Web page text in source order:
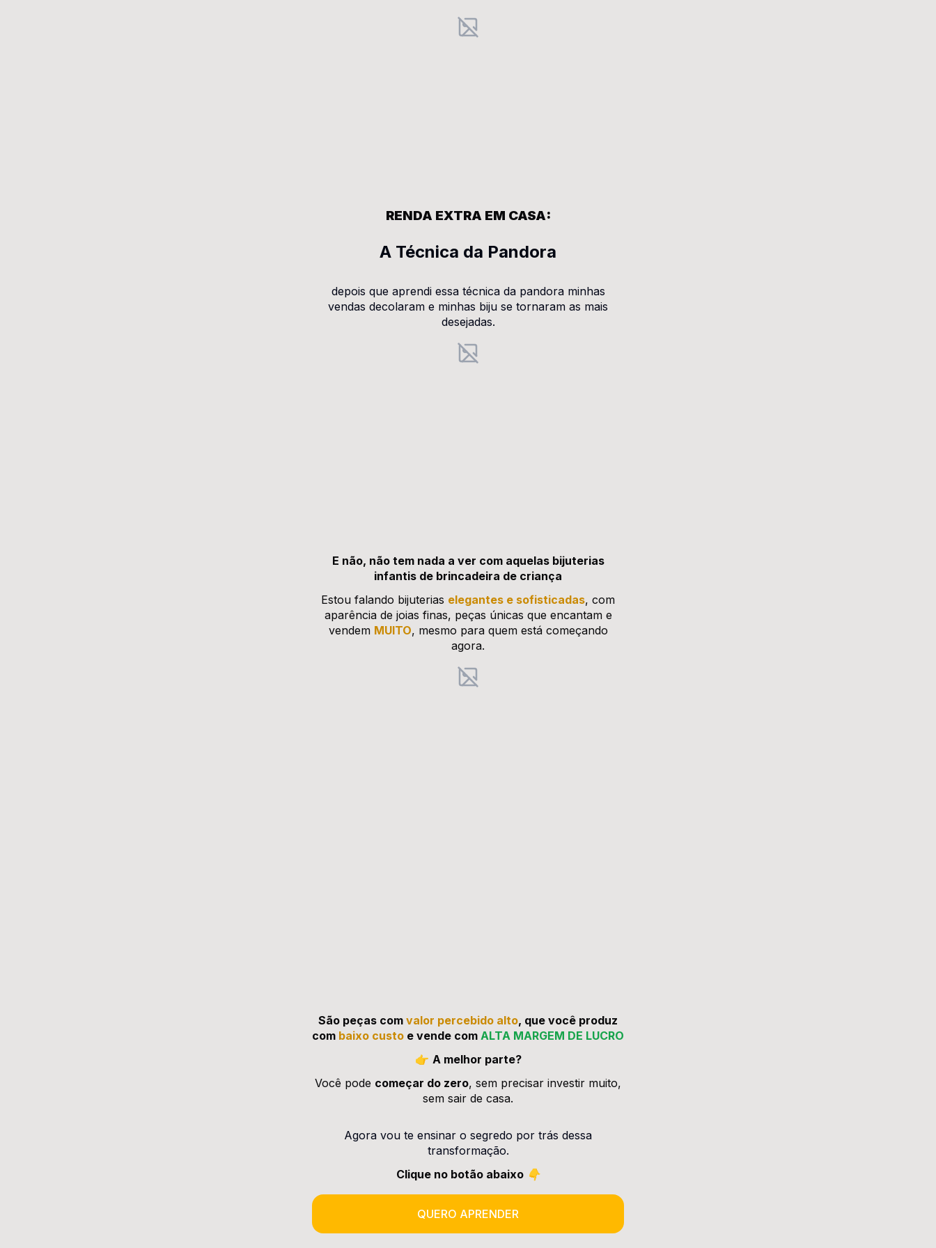
RENDA EXTRA EM CASA:
A Técnica da Pandora
depois que aprendi essa técnica da pandora minhas
vendas decolaram e minhas biju se tornaram as mais
desejadas.
E não, não tem nada a ver com aquelas bijuterias
infantis de brincadeira de criança
Estou falando bijuterias elegantes e sofisticadas, com
aparência de joias finas, peças únicas que encantam e
vendem MUITO, mesmo para quem está começando
agora.
São peças com valor percebido alto, que você produz
com baixo custo e vende com ALTA MARGEM DE LUCRO
👉 A melhor parte?
Você pode começar do zero, sem precisar investir muito,
sem sair de casa.
Agora vou te ensinar o segredo por trás dessa
transformação.
Clique no botão abaixo 👇
QUERO APRENDER